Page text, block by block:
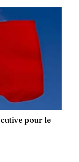
pour le